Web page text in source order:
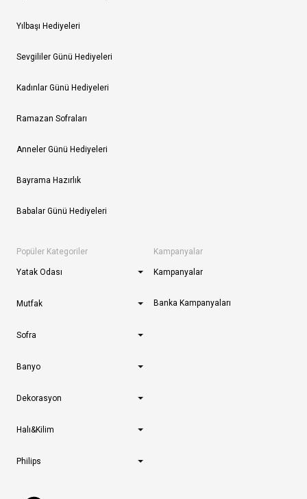
Yılbaşı Hediyeleri
Sevgililer Günü Hediyeleri
Kadınlar Günü Hediyeleri
Ramazan Sofraları
Anneler Günü Hediyeleri
Bayrama Hazırlık
Babalar Günü Hediyeleri
Popüler Kategoriler
Yatak Odası
Mutfak
Sofra
Banyo
Dekorasyon
Halı&Kilim
Philips
Kampanyalar
Kampanyalar
Banka Kampanyaları